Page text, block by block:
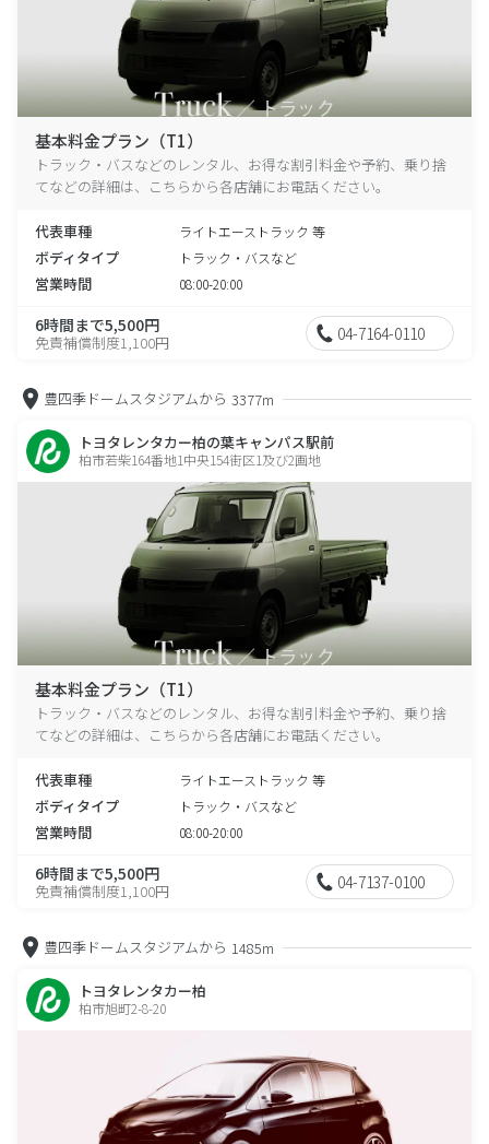
基本料金プラン（T1）
トラック・バスなどのレンタル、お得な割引料金や予約、乗り捨
てなどの詳細は、こちらから各店舗にお電話ください。
代表車種 ライトエーストラック 等
ボディタイプ トラック・バスなど
営業時間 08:00-20:00
6時間まで5,500円
免責補償制度1,100円 04-7164-0110
豊四季ドームスタジアムから 3377m
トヨタレンタカー柏の葉キャンパス駅前
柏市若柴164番地1中央154街区1及び2画地
基本料金プラン（T1）
トラック・バスなどのレンタル、お得な割引料金や予約、乗り捨
てなどの詳細は、こちらから各店舗にお電話ください。
代表車種 ライトエーストラック 等
ボディタイプ トラック・バスなど
営業時間 08:00-20:00
6時間まで5,500円
免責補償制度1,100円 04-7137-0100
豊四季ドームスタジアムから 1485m
トヨタレンタカー柏
柏市旭町2-8-20